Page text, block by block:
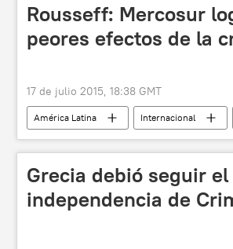
Rousseff: Mercosur
peores efectos de la
17 de julio 2015, 18:38 GMT
América Latina Internacional
Economía
noticias
Grecia debió seguir
independencia de